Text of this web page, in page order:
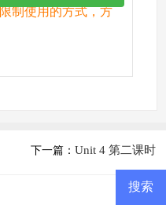
制使用的方式，方
下一篇： Unit 4 第二课时